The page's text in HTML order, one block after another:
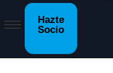
Hazte
Socio